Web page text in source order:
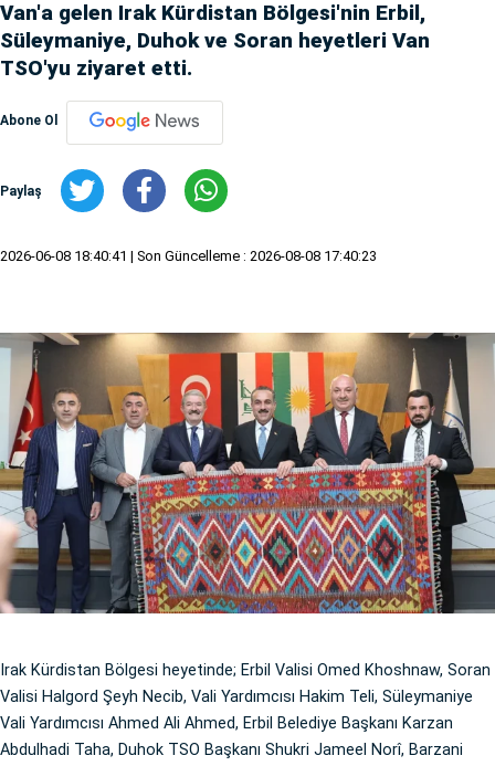
Van'a gelen Irak Kürdistan Bölgesi'nin Erbil,
Süleymaniye, Duhok ve Soran heyetleri Van
TSO'yu ziyaret etti.
Abone Ol
Paylaş
2026-06-08 18:40:41 | Son Güncelleme : 2026-08-08 17:40:23
Irak Kürdistan Bölgesi heyetinde; Erbil Valisi Omed Khoshnaw, Soran
Valisi Halgord Şeyh Necib, Vali Yardımcısı Hakim Teli, Süleymaniye
Vali Yardımcısı Ahmed Ali Ahmed, Erbil Belediye Başkanı Karzan
Abdulhadi Taha, Duhok TSO Başkanı Shukri Jameel Norî, Barzani